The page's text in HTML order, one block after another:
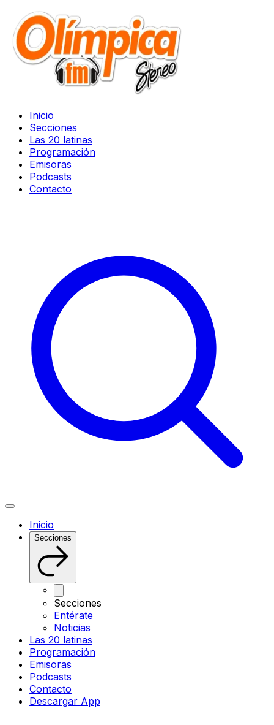
Inicio
Secciones
Las 20 latinas
Programación
Emisoras
Podcasts
Contacto
Inicio
Secciones
Secciones
Entérate
Noticias
Las 20 latinas
Programación
Emisoras
Podcasts
Contacto
Descargar App